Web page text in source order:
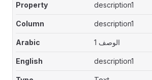
description1
description1
الوصف 1
description1